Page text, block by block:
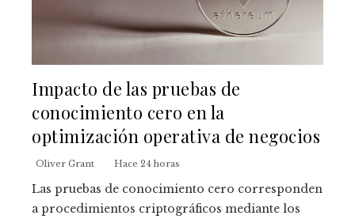
Impacto de las pruebas de
conocimiento cero en la
optimización operativa de negocios
Oliver Grant Hace 24 horas
Las pruebas de conocimiento cero corresponden
a procedimientos criptográficos mediante los